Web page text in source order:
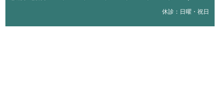
休診：日曜・祝日